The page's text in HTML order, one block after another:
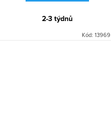
2-3 týdnů
Kód: 13969